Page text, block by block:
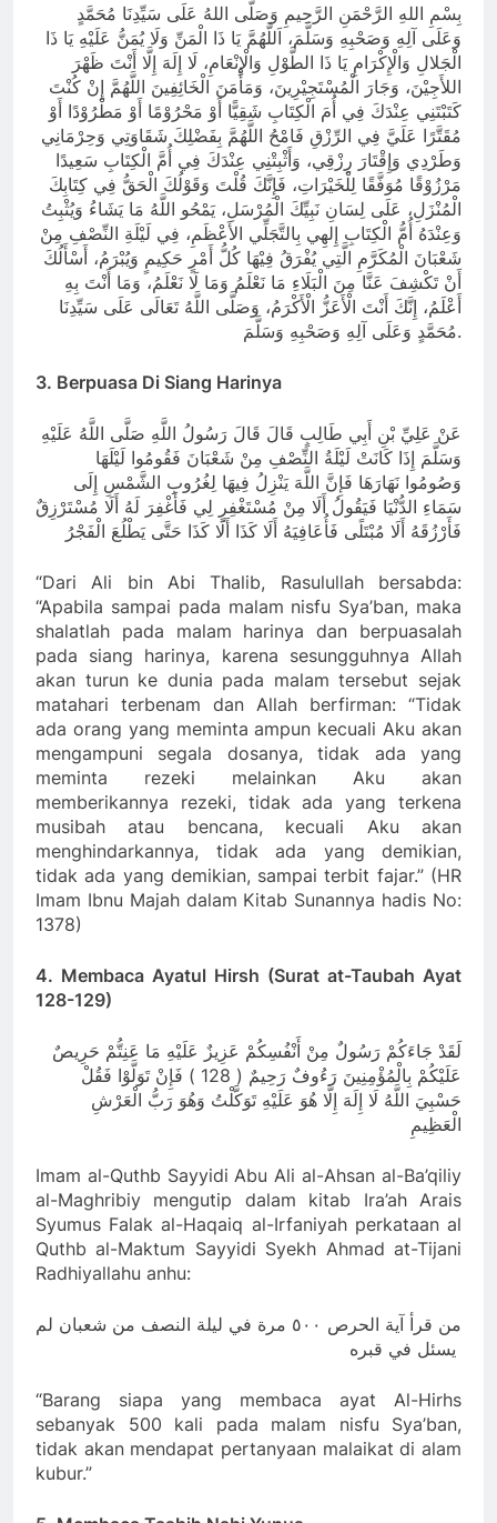
بِسْمِ اللهِ الرَّحْمَنِ الرَّحِيمِ وَصَلَّى اللهُ عَلَى سَيِّدِنَا مُحَمَّدٍ
وَعَلَى آلِهِ وَصَحْبِهِ وَسَلَّمَ، اَللَّهُمَّ يَا ذَا الْمَنِّ وَلَا يُمَنُّ عَلَيْهِ يَا ذَا
الْجَلالِ وَالْإِكْرَامِ يَا ذَا الطَّوْلِ وَالْإِنْعَامِ، لَا إِلَهَ إِلَّا أَنْتَ ظَهْرَ
اللأَجِيْنَ، وَجَارَ الْمُسْتَجِيْرِينَ، وَمَأْمَنَ الْخَائِفِينَ اللَّهُمَّ إِنْ كُنْتَ
كَتَبْتَنِي عِنْدَكَ فِي أُمَ الْكِتَابِ شَقِيًّا أَوْ مَحْرُوْمًا أَوْ مَطْرُوْدًا أَوْ
مُقَتَّرًا عَلَيَّ فِي الرِّزْقِ فَامْحُ اللَّهُمَّ بِفَضْلِكَ شَقَاوَتِي وَحِرْمَانِي
وَطَرْدِي وَإِقْتَارَ رِزْقِي، وَأَثْبِتْنِي عِنْدَكَ فِي أُمَّ الْكِتَابِ سَعِيدًا
مَرْزُوْقًا مُوَفَّقًا لِلْخَيْرَاتِ، فَإِنَّكَ قُلْتَ وَقَوْلُكَ الْحَقُّ فِي كِتَابِكَ
الْمُنْزَلِ، عَلَى لِسَانِ نَبِيِّكَ الْمُرْسَلِ، يَمْحُو اللَّهُ مَا يَشَاءُ وَيُثْبِتُ
وَعِنْدَهُ أُمُّ الْكِتَابِ إِلهِي بِالتَّجَلِّي الأَعْظَمِ، فِي لَيْلَةِ النِّصْفِ مِنْ
شَعْبَانَ الْمُكَرَّمِ الَّتِي يُفْرَقُ فِيْهَا كُلُّ أَمْرٍ حَكِيمٍ وَيُبْرَمُ، أَسْأَلُكَ
أَنْ تَكْشِفَ عَنَّا مِنَ الْبَلَاءِ مَا نَعْلَمُ وَمَا لَا نَعْلَمُ، وَمَا أَنْتَ بِهِ
أَعْلَمُ، إِنَّكَ أَنْتَ الْأَعَزُّ الْأَكْرَمُ، وَصَلَّى اللَّهُ تَعَالَى عَلَى سَيِّدِنَا
مُحَمَّدٍ وَعَلَى آلِهِ وَصَحْبِهِ وَسَلَّمَ.
3. Berpuasa Di Siang Harinya
عَنْ عَلِيِّ بْنِ أَبِي طَالِبٍ قَالَ قَالَ رَسُولُ اللَّهِ صَلَّى اللَّهُ عَلَيْهِ
وَسَلَّمَ إِذَا كَانَتْ لَيْلَةُ النِّصْفِ مِنْ شَعْبَانَ فَقُومُوا لَيْلَهَا
وَصُومُوا نَهَارَهَا فَإِنَّ اللَّهَ يَنْزِلُ فِيهَا لِغُرُوبِ الشَّمْسِ إِلَى
سَمَاءِ الدُّنْيَا فَيَقُولُ أَلَا مِنْ مُسْتَغْفِرٍ لِي فَأَغْفِرَ لَهُ أَلَا مُسْتَرْزِقٌ
فَأَرْزُقَهُ أَلَا مُبْتَلًى فَأُعَافِيَهُ أَلَا كَذَا أَلَا كَذَا حَتَّى يَطْلُعَ الْفَجْرُ
“Dari Ali bin Abi Thalib, Rasulullah bersabda:
“Apabila sampai pada malam nisfu Sya’ban, maka
shalatlah pada malam harinya dan berpuasalah
pada siang harinya, karena sesungguhnya Allah
akan turun ke dunia pada malam tersebut sejak
matahari terbenam dan Allah berfirman: “Tidak
ada orang yang meminta ampun kecuali Aku akan
mengampuni segala dosanya, tidak ada yang
meminta rezeki melainkan Aku akan
memberikannya rezeki, tidak ada yang terkena
musibah atau bencana, kecuali Aku akan
menghindarkannya, tidak ada yang demikian,
tidak ada yang demikian, sampai terbit fajar.” (HR
Imam Ibnu Majah dalam Kitab Sunannya hadis No:
1378)
4. Membaca Ayatul Hirsh (Surat at-Taubah Ayat
128-129)
ﻟَﻘَﺪْ ﺟَﺎﺀَﻛُﻢْ ﺭَﺳُﻮﻝٌ ﻣِﻦْ ﺃَﻧْﻔُﺴِﻜُﻢْ ﻋَﺰِﻳﺰٌ ﻋَﻠَﻴْﻪِ ﻣَﺎ ﻋَﻨِﺘُّﻢْ ﺣَﺮِﻳﺺٌ
ﻋَﻠَﻴْﻜُﻢْ ﺑِﺎﻟْﻤُﺆْﻣِﻨِﻴﻦَ ﺭَﺀُﻭﻑٌ ﺭَﺣِﻴﻢٌ ‏( 128 ‏) ﻓَﺈِﻥْ ﺗَﻮَﻟَّﻮْﺍ ﻓَﻘُﻞْ
ﺣَﺴْﺒِﻲَ ﺍﻟﻠَّﻪُ ﻟَﺎ ﺇِﻟَﻪَ ﺇِﻟَّﺎ ﻫُﻮَ ﻋَﻠَﻴْﻪِ ﺗَﻮَﻛَّﻠْﺖُ ﻭَﻫُﻮَ ﺭَﺏُّ ﺍﻟْﻌَﺮْﺵِ
ﺍﻟْﻌَﻈِﻴﻢِ
Imam al-Quthb Sayyidi Abu Ali al-Ahsan al-Ba’qiliy
al-Maghribiy mengutip dalam kitab Ira’ah Arais
Syumus Falak al-Haqaiq al-Irfaniyah perkataan al
Quthb al-Maktum Sayyidi Syekh Ahmad at-Tijani
Radhiyallahu anhu:
ﻣﻦ ﻗﺮﺃ ﺁﻳﺔ ﺍﻟﺤﺮﺹ ٥٠٠ ﻣﺮﺓ ﻓﻲ ﻟﻴﻠﺔ ﺍﻟﻨﺼﻒ ﻣﻦ ﺷﻌﺒﺎﻥ ﻟﻢ
“Barang siapa yang membaca ayat Al-Hirhs
sebanyak 500 kali pada malam nisfu Sya’ban,
tidak akan mendapat pertanyaan malaikat di alam
kubur.”